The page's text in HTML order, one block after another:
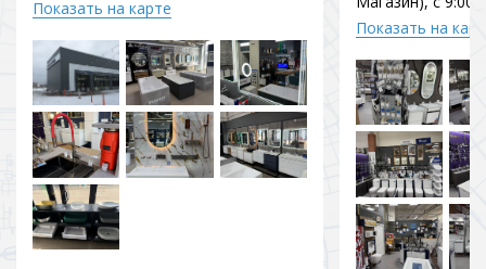
Показать на карте
Показать на